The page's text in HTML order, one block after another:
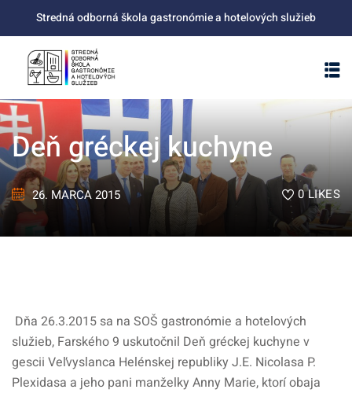
content
Stredná odborná škola gastronómie a hotelových služieb
Deň gréckej kuchyne
26. MARCA 2015 0LIKES
Dňa 26.3.2015 sa na SOŠ gastronómie a hotelových
služieb, Farského 9 uskutočnil Deň gréckej kuchyne v
gescii Veľvyslanca Helénskej republiky J.E. Nicolasa P.
Plexidasa a jeho pani manželky Anny Marie, ktorí obaja